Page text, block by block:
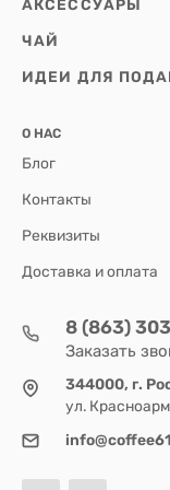
АКСЕССУАРЫ
ЧАЙ
ИДЕИ ДЛЯ
О НАС
Блог
Контакты
Реквизиты
Доставка и оплата
8 (863)
Заказать
344000, г.
ул.